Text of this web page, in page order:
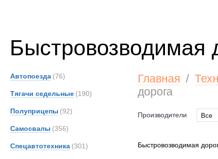
Быстровозводимая
Автопоезда (76)
Тягачи седельные (190)
Полуприцепы (92)
Самосвалы (356)
Спецавтотехника (301)
Главная /
дорога
Производители
Все
Быстровозводимая